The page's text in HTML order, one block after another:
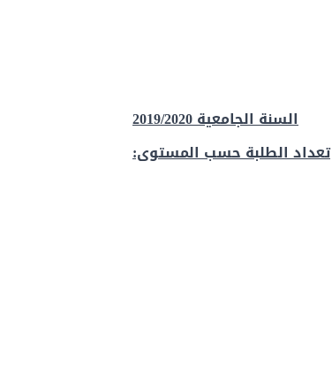
السنة الجامعية 2019/2020
تعداد الطلبة حسب المستوى: